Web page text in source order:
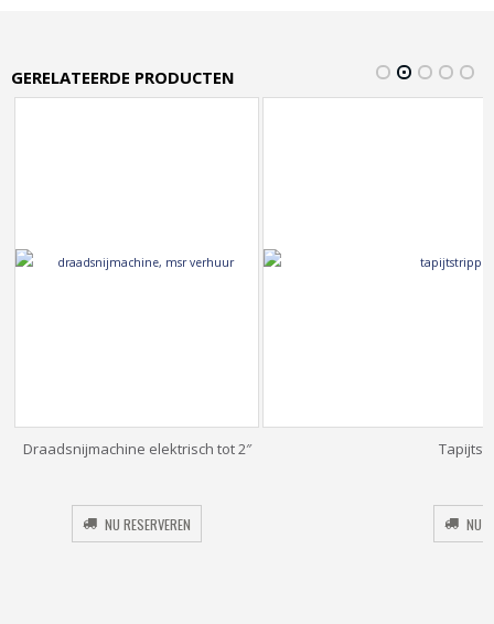
GERELATEERDE PRODUCTEN
Draadsnijmachine elektrisch tot 2″
was:
€105.00.
is:
€42.00.
NU RESERVEREN NU